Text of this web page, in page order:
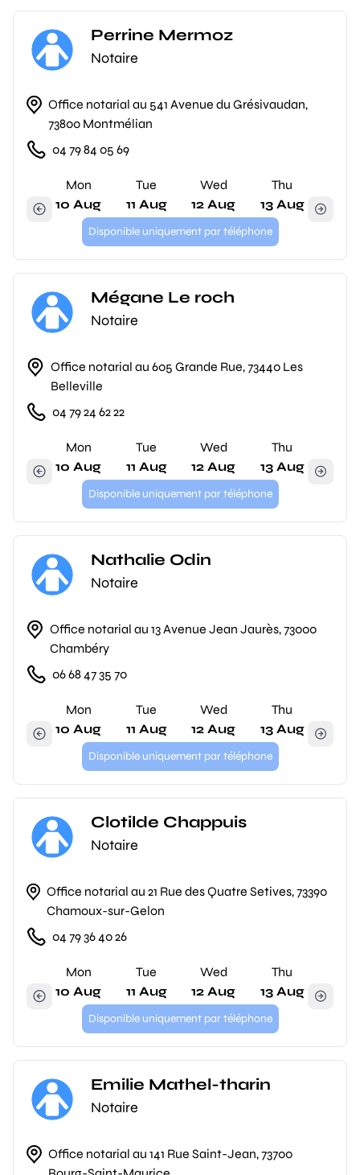
Perrine Mermoz
Notaire
Office notarial au 541 Avenue du Grésivaudan,
73800 Montmélian
04 79 84 05 69
Mon
10 Aug
Tue
11 Aug
Wed
12 Aug
Thu
13 Aug
Disponible uniquement par téléphone
Mégane Le roch
Notaire
Office notarial au 605 Grande Rue, 73440 Les
Belleville
04 79 24 62 22
Mon
10 Aug
Tue
11 Aug
Wed
12 Aug
Thu
13 Aug
Disponible uniquement par téléphone
Nathalie Odin
Notaire
Office notarial au 13 Avenue Jean Jaurès, 73000
Chambéry
06 68 47 35 70
Mon
10 Aug
Tue
11 Aug
Wed
12 Aug
Thu
13 Aug
Disponible uniquement par téléphone
Clotilde Chappuis
Notaire
Office notarial au 21 Rue des Quatre Setives, 73390
Chamoux-sur-Gelon
04 79 36 40 26
Mon
10 Aug
Tue
11 Aug
Wed
12 Aug
Thu
13 Aug
Disponible uniquement par téléphone
Emilie Mathel-tharin
Notaire
Office notarial au 141 Rue Saint-Jean, 73700